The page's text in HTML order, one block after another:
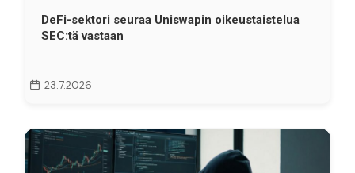
DeFi-sektori seuraa Uniswapin oikeustaistelua
SEC:tä vastaan
23.7.2026